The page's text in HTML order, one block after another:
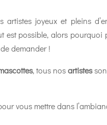
artistes joyeux et pleins
est possible, alors pourquoi
demander !
, tous nosartistes
vous mettre dans